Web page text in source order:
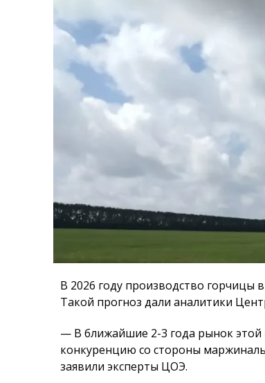
В 2026 году производство горчицы
Такой прогноз дали аналитики
— В ближайшие 2-3 года рынок этой
конкуренцию со стороны
заявили эксперты ЦОЭ.